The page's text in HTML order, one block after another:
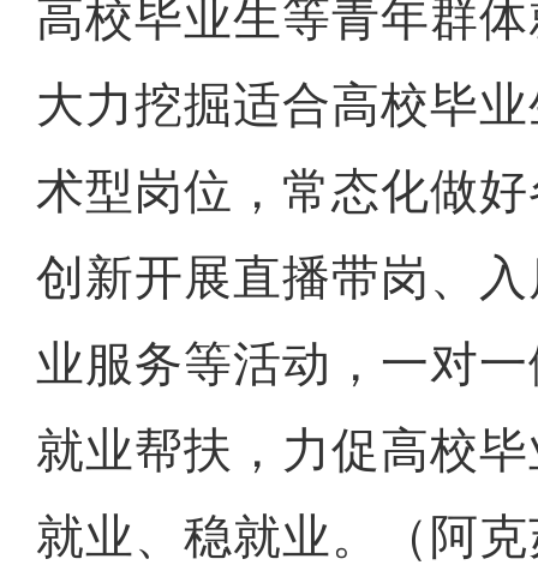
高校毕业生等青年群
大力挖掘适合高校毕
术型岗位，常态化做
创新开展直播带岗、
业服务等活动，一对
就业帮扶，力促高校
就业、稳就业。（阿